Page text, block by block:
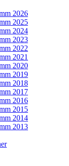
2026
2025
2024
2023
2022
2021
2020
2019
2018
2017
2016
2015
2014
2013